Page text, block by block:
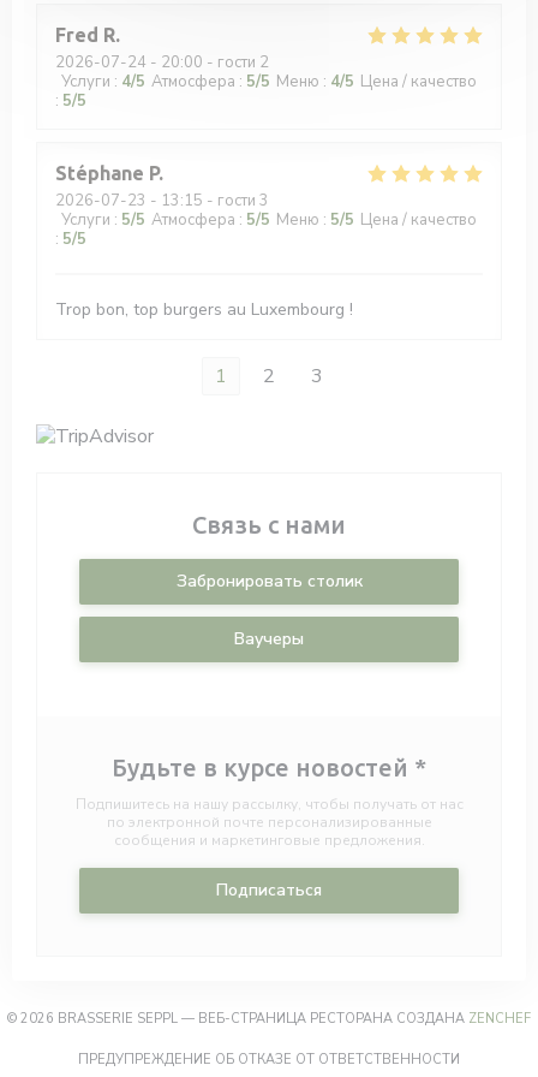
Fred R
2026-07-24 - 20:00 - гости 2
Услуги : 4/5 Атмосфера : 5/5 Меню : 4/5 Цена / качество
: 5/5
Stéphane P
2026-07-23 - 13:15 - гости 3
Услуги : 5/5 Атмосфера : 5/5 Меню : 5/5 Цена / качество
: 5/5
Trop bon, top burgers au Luxembourg !
1 2 3
Связь с нами
Забронировать столик
Ваучеры
Будьте в курсе новостей *
Подпишитесь на нашу рассылку, чтобы получать от нас
по электронной почте персонализированные
сообщения и маркетинговые предложения.
Подписаться
© 2026 BRASSERIE SEPPL — ВЕБ-СТРАНИЦА РЕСТОРАНА СОЗДАНА ZENCHEF
ПРЕДУПРЕЖДЕНИЕ ОБ ОТКАЗЕ ОТ ОТВЕТСТВЕННОСТИ